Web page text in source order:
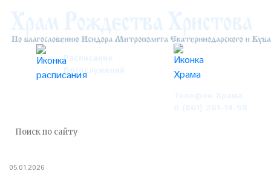
Расписание
Богослужений
05.01.2026